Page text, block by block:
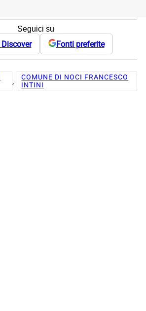
Seguici su
Discover Fonti preferite
,
COMUNE DI NOCI FRANCESCO
INTINI